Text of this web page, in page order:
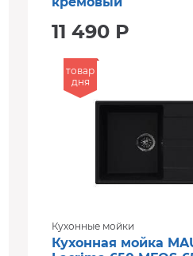
11 490 Р
товар
дня
Кухонные мойки
Кухонная мойка